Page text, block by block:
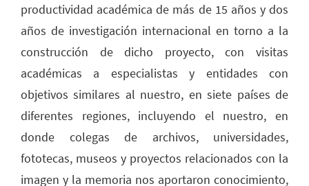
productividad académica de más de 15 años y dos
años de investigación internacional en torno a la
construcción de dicho proyecto, con visitas
académicas a especialistas y entidades con
objetivos similares al nuestro, en siete países de
diferentes regiones, incluyendo el nuestro, en
donde colegas de archivos, universidades,
fototecas, museos y proyectos relacionados con la
imagen y la memoria nos aportaron conocimiento,